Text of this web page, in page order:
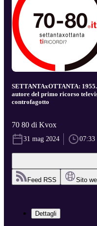
SETTANTAxOTTANTA:
autore del primo ricorso
controfagotto
70 80 di Kvox
31 mag 2024 07:33
Feed RSS Sito
Dettagli